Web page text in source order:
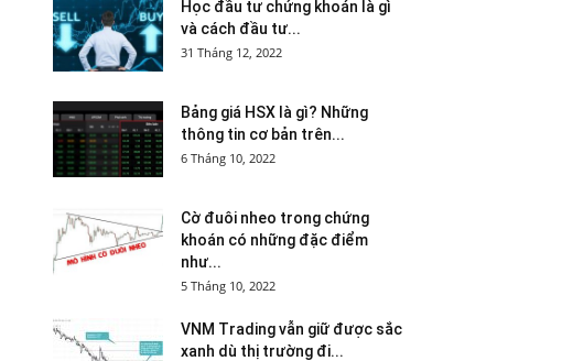
Học đầu tư chứng khoán là gì
và cách đầu tư...
31 Tháng 12, 2022
Bảng giá HSX là gì? Những
thông tin cơ bản trên...
6 Tháng 10, 2022
Cờ đuôi nheo trong chứng
khoán có những đặc điểm
như...
5 Tháng 10, 2022
VNM Trading vẫn giữ được sắc
xanh dù thị trường đi...